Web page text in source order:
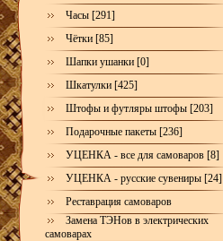
Часы [291]
Чётки [85]
Шапки ушанки [0]
Шкатулки [425]
Штофы и футляры штофы [203]
Подарочные пакеты [236]
УЦЕНКА - все для самоваров [8]
УЦЕНКА - русские сувениры [24]
Реставрация самоваров
Замена ТЭНов в электрических
самоварах